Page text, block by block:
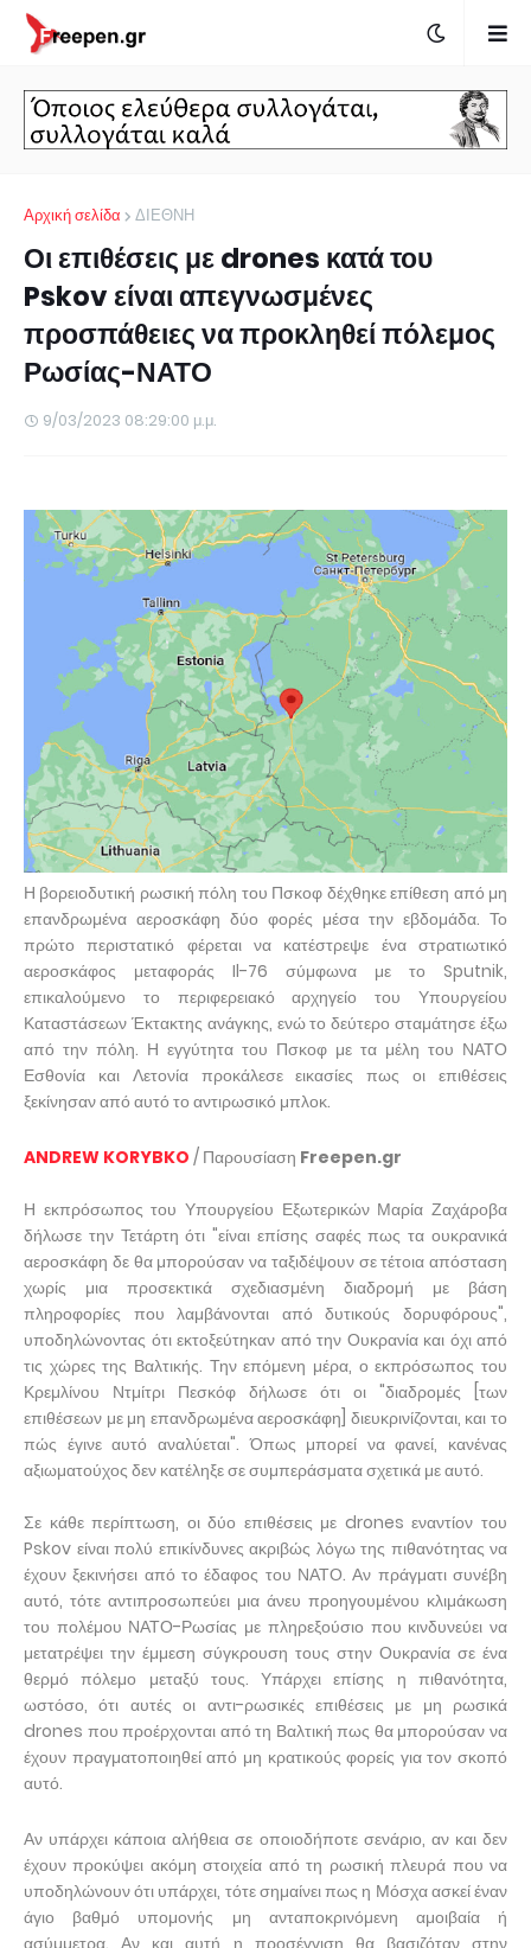
Αρχική σελίδα ΔΙΕΘΝΗ
Οι επιθέσεις με drones κατά του
Pskov είναι απεγνωσμένες
προσπάθειες να προκληθεί πόλεμος
Ρωσίας-ΝΑΤΟ
9/03/2023 08:29:00 μ.μ.
Η βορειοδυτική ρωσική πόλη του Πσκοφ δέχθηκε επίθεση από μη
επανδρωμένα αεροσκάφη δύο φορές μέσα την εβδομάδα. Το
πρώτο περιστατικό φέρεται να κατέστρεψε ένα στρατιωτικό
αεροσκάφος μεταφοράς Il-76 σύμφωνα με το Sputnik,
επικαλούμενο το περιφερειακό αρχηγείο του Υπουργείου
Καταστάσεων Έκτακτης ανάγκης, ενώ το δεύτερο σταμάτησε έξω
από την πόλη. Η εγγύτητα του Πσκοφ με τα μέλη του ΝΑΤΟ
Εσθονία και Λετονία προκάλεσε εικασίες πως οι επιθέσεις
ξεκίνησαν από αυτό το αντιρωσικό μπλοκ.
ANDREW KORYBKO / Παρουσίαση Freepen.gr
Η εκπρόσωπος του Υπουργείου Εξωτερικών Μαρία Ζαχάροβα
δήλωσε την Τετάρτη ότι "είναι επίσης σαφές πως τα ουκρανικά
αεροσκάφη δε θα μπορούσαν να ταξιδέψουν σε τέτοια απόσταση
χωρίς μια προσεκτικά σχεδιασμένη διαδρομή με βάση
πληροφορίες που λαμβάνονται από δυτικούς δορυφόρους",
υποδηλώνοντας ότι εκτοξεύτηκαν από την Ουκρανία και όχι από
τις χώρες της Βαλτικής. Την επόμενη μέρα, ο εκπρόσωπος του
Κρεμλίνου Ντμίτρι Πεσκόφ δήλωσε ότι οι "διαδρομές [των
επιθέσεων με μη επανδρωμένα αεροσκάφη] διευκρινίζονται, και το
πώς έγινε αυτό αναλύεται". Όπως μπορεί να φανεί, κανένας
αξιωματούχος δεν κατέληξε σε συμπεράσματα σχετικά με αυτό.
Σε κάθε περίπτωση, οι δύο επιθέσεις με drones εναντίον του
Pskov είναι πολύ επικίνδυνες ακριβώς λόγω της πιθανότητας να
έχουν ξεκινήσει από το έδαφος του ΝΑΤΟ. Αν πράγματι συνέβη
αυτό, τότε αντιπροσωπεύει μια άνευ προηγουμένου κλιμάκωση
του πολέμου ΝΑΤΟ-Ρωσίας με πληρεξούσιο που κινδυνεύει να
μετατρέψει την έμμεση σύγκρουση τους στην Ουκρανία σε ένα
θερμό πόλεμο μεταξύ τους. Υπάρχει επίσης η πιθανότητα,
ωστόσο, ότι αυτές οι αντι-ρωσικές επιθέσεις με μη ρωσικά
drones που προέρχονται από τη Βαλτική πως θα μπορούσαν να
έχουν πραγματοποιηθεί από μη κρατικούς φορείς για τον σκοπό
αυτό.
Αν υπάρχει κάποια αλήθεια σε οποιοδήποτε σενάριο, αν και δεν
έχουν προκύψει ακόμη στοιχεία από τη ρωσική πλευρά που να
υποδηλώνουν ότι υπάρχει, τότε σημαίνει πως η Μόσχα ασκεί έναν
άγιο βαθμό υπομονής μη ανταποκρινόμενη αμοιβαία ή